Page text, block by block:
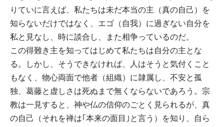
りていに言えば、私たちは未だ本当の主（真の自己）を
知らないだけではなく、エゴ（自我）に過ぎない自分を
私と見なし、時に談合し、また相争っているのだ。
この得難き主を知ってはじめて私たちは自分の主とな
る。しかし、そうできなければ、人はそうと気付くこと
もなく、物心両面で他者（組織）に隷属し、不安と孤
独、葛藤と虚しさは死ぬまで無くならないであろう。宗
教は一見すると、神や仏の信仰のごとく見られるが、真
の自己（それを禅は｢本来の面目｣と言う）を知り、自ら